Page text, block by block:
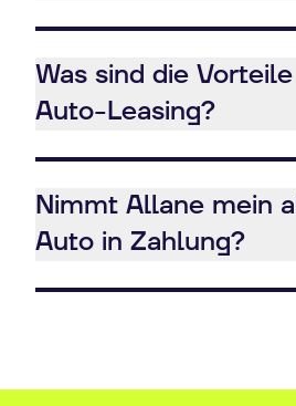
Was sind die
Auto-Leasing?
Nimmt Allane mein
Auto in Zahlung?